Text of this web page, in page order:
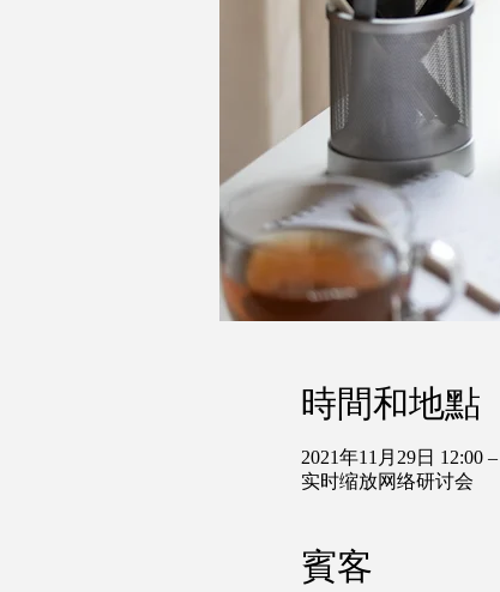
時間和地點
2021年11月29日 12:00
实时缩放网络研讨会
賓客